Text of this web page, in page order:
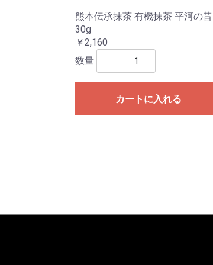
熊本伝承抹茶 有機抹茶 平河の昔
30g
￥2,160
数量
カートに入れる